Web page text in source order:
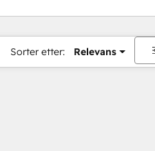
Sorter etter: Relevans